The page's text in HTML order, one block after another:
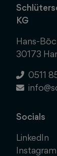
KG
Hans-
30173
0511
Socials
LinkedIn
Instagram